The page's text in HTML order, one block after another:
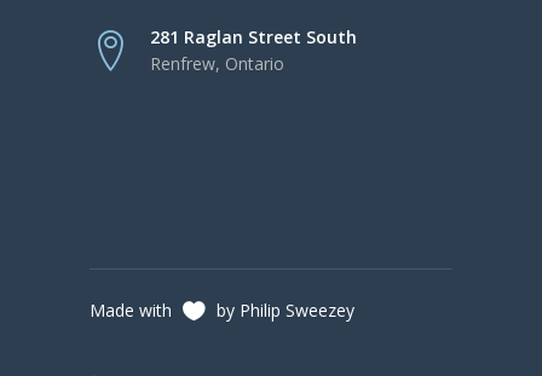
281 Raglan Street South
Renfrew, Ontario
Made with by Philip Sweezey